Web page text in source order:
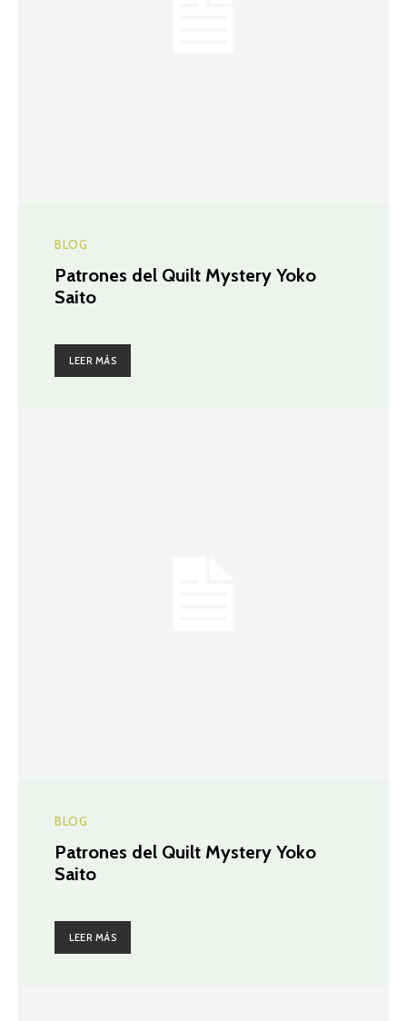
BLOG
Patrones del Quilt Mystery Yoko
Saito
LEER MÁS
BLOG
Patrones del Quilt Mystery Yoko
Saito
LEER MÁS